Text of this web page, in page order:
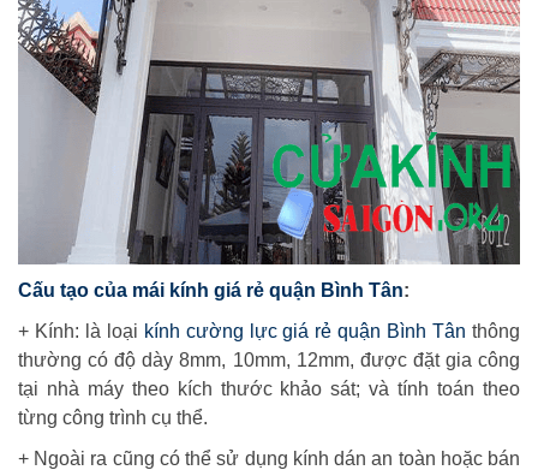
Cấu tạo của mái kính giá rẻ quận Bình Tân:
+ Kính: là loại kính cường lực giá rẻ quận Bình Tân thông
thường có độ dày 8mm, 10mm, 12mm, được đặt gia công
tại nhà máy theo kích thước khảo sát; và tính toán theo
từng công trình cụ thể.
+ Ngoài ra cũng có thể sử dụng kính dán an toàn hoặc bán